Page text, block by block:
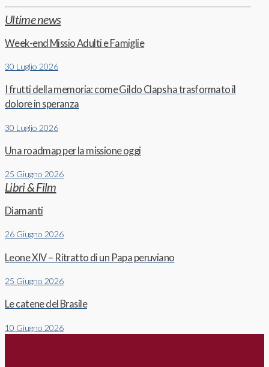
Ultime news
Week-end Missio Adulti e Famiglie
30 Luglio 2026
I frutti della memoria: come Gildo Claps ha trasformato il
dolore in speranza
30 Luglio 2026
Una roadmap per la missione oggi
25 Giugno 2026
Libri & Film
Diamanti
26 Giugno 2026
Leone XIV – Ritratto di un Papa peruviano
25 Giugno 2026
Le catene del Brasile
10 Giugno 2026